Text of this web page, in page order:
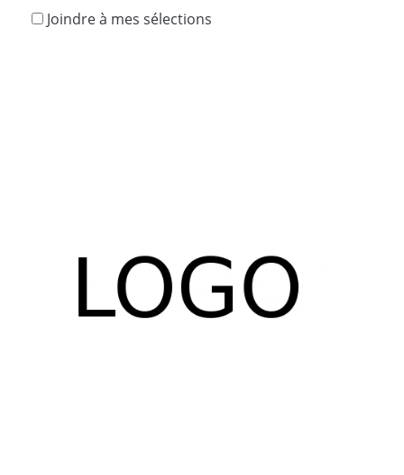
Joindre à mes sélections